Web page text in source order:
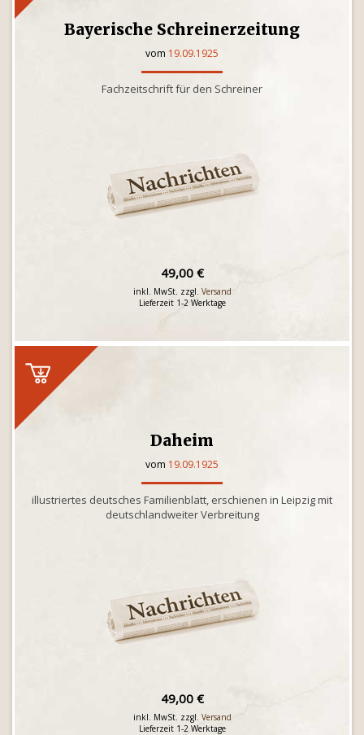
Bayerische Schreinerzeitung
vom 19.09.1925
Fachzeitschrift für den Schreiner
49,00 €
inkl. MwSt. zzgl. Versand
Lieferzeit 1-2 Werktage
Daheim
vom 19.09.1925
illustriertes deutsches Familienblatt, erschienen in Leipzig mit
deutschlandweiter Verbreitung
49,00 €
inkl. MwSt. zzgl. Versand
Lieferzeit 1-2 Werktage